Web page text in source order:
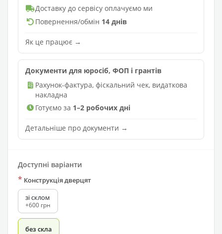
Доставку до сервісу оплачуємо ми
Повернення/обмін 14 днів
Як це працює →
Документи для юросіб, ФОП і грантів
Рахунок-фактура, фіскальний чек, видаткова
накладна
Готуємо за 1–2 робочих дні
Детальніше про документи →
Доступні варіанти
* Конструкція дверцят
зі склом
+600 грн
без скла